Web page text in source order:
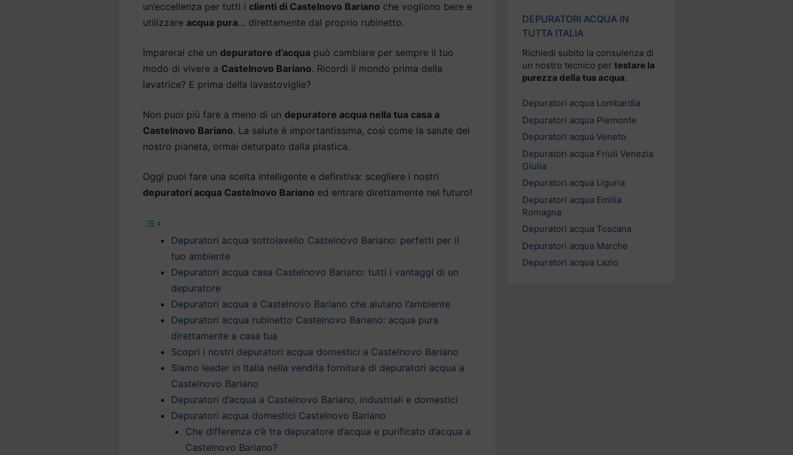
un’eccellenza per tutti i clienti di Castelnovo Bariano che vogliono bere e
utilizzare acqua pura… direttamente dal proprio rubinetto.
Imparerai che un depuratore d’acqua può cambiare per sempre il tuo
modo di vivere a Castelnovo Bariano. Ricordi il mondo prima della
lavatrice? E prima della lavastoviglie?
Non puoi più fare a meno di un depuratore acqua nella tua casa a
Castelnovo Bariano. La salute è importantissima, così come la salute del
nostro pianeta, ormai deturpato dalla plastica.
Oggi puoi fare una scelta intelligente e definitiva: scegliere i nostri
depuratori acqua Castelnovo Bariano ed entrare direttamente nel futuro!
Depuratori acqua sottolavello Castelnovo Bariano: perfetti per il
tuo ambiente
Depuratori acqua casa Castelnovo Bariano: tutti i vantaggi di un
depuratore
Depuratori acqua a Castelnovo Bariano che aiutano l’ambiente
Depuratori acqua rubinetto Castelnovo Bariano: acqua pura
direttamente a casa tua
Scopri i nostri depuratori acqua domestici a Castelnovo Bariano
Siamo leader in Italia nella vendita fornitura di depuratori acqua a
Castelnovo Bariano
Depuratori d’acqua a Castelnovo Bariano, industriali e domestici
Depuratori acqua domestici Castelnovo Bariano
Che differenza c’è tra depuratore d’acqua e purificato d’acqua a
Castelnovo Bariano?
DEPURATORI ACQUA IN
TUTTA ITALIA
Richiedi subito la consulenza di
un nostro tecnico per testare la
purezza della tua acqua.
Depuratori acqua Lombardia
Depuratori acqua Piemonte
Depuratori acqua Veneto
Depuratori acqua Friuli Venezia
Giulia
Depuratori acqua Liguria
Depuratori acqua Emilia
Romagna
Depuratori acqua Toscana
Depuratori acqua Marche
Depuratori acqua Lazio